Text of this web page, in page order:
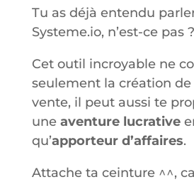
Tu as déjà entendu
Systeme.io, n’est-ce pas ?
Cet outil incroyable ne
seulement la création
vente, il peut aussi te
une aventure lucrative
qu’apporteur d’affaires.
Attache ta ceinture ^^,